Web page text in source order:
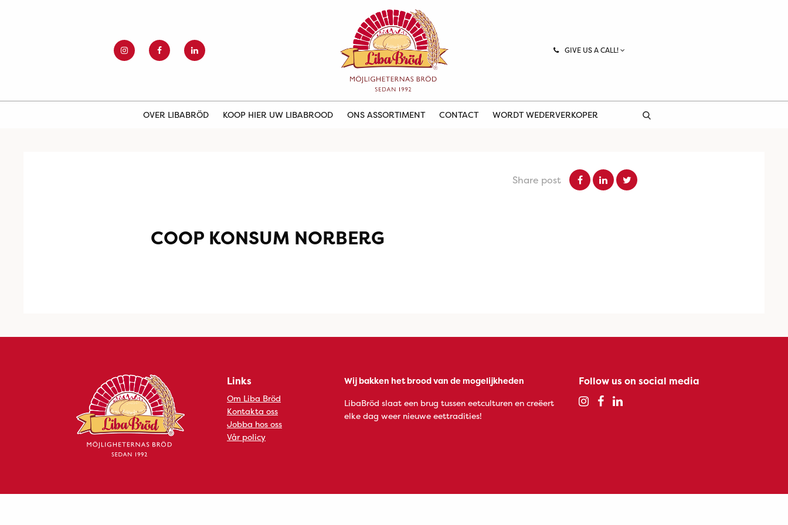
GIVE US A CALL!
OVER LIBABRÖD KOOP HIER UW LIBABROOD ONS ASSORTIMENT CONTACT WORDT WEDERVERKOPER
Share post
COOP KONSUM NORBERG
Links
Om Liba Bröd
Kontakta oss
Jobba hos oss
Vår policy
Wij bakken het brood van de mogelijkheden
LibaBröd slaat een brug tussen eetculturen en creëert
elke dag weer nieuwe eettradities!
Follow us on social media